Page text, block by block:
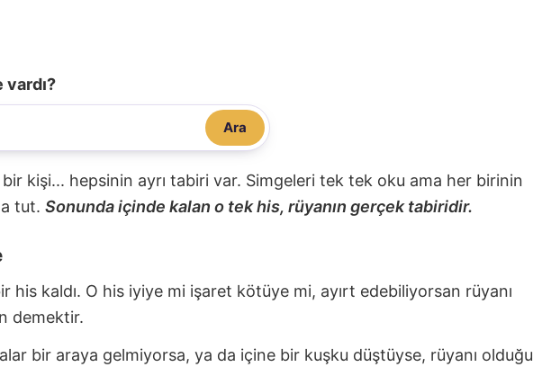
vardı?
Ara
kişi... hepsinin ayrı tabiri var. Simgeleri tek tek oku ama her birinin
tut. Sonunda içinde kalan o tek his, rüyanın gerçek tabiridir.
his kaldı. O his iyiye mi işaret kötüye mi, ayırt edebiliyorsan rüyanı
demektir.
bir araya gelmiyorsa, ya da içine bir kuşku düştüyse, rüyanı olduğu